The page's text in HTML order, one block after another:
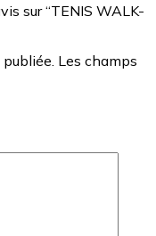
sur “TENIS WALK-
Les champs